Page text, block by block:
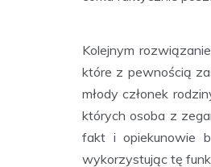
Kolejnym
które z pewnością
młody członek
których osoba z
fakt i opiekunowie
wykorzystując tę